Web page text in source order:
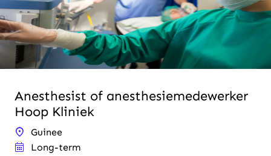
Anesthesist of anesthesiemedewerker
Hoop Kliniek
Guinee
Long-term